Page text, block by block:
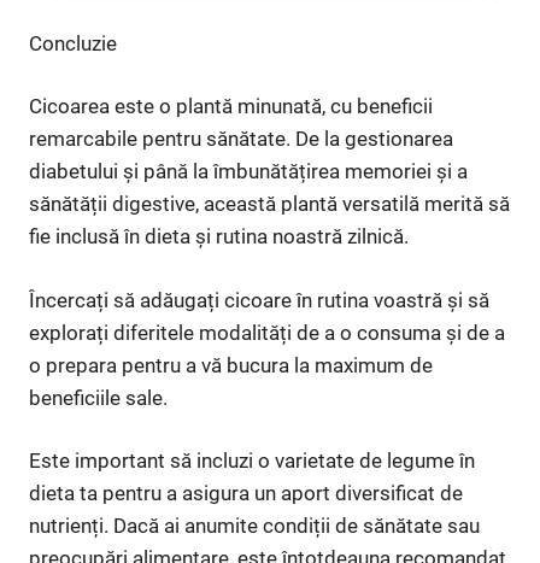
Concluzie
Cicoarea este o plantă minunată, cu beneficii
remarcabile pentru sănătate. De la gestionarea
diabetului și până la îmbunătățirea memoriei și a
sănătății digestive, această plantă versatilă merită să
fie inclusă în dieta și rutina noastră zilnică.
Încercați să adăugați cicoare în rutina voastră și să
explorați diferitele modalități de a o consuma și de a
o prepara pentru a vă bucura la maximum de
beneficiile sale.
Este important să incluzi o varietate de legume în
dieta ta pentru a asigura un aport diversificat de
nutrienți. Dacă ai anumite condiții de sănătate sau